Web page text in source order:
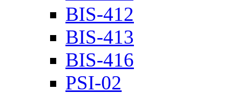
BIS-412
BIS-413
BIS-416
PSI-02